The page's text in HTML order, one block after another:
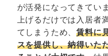
が活発になってきてい
上げるだけでは入居者
てしまうため、賃料に
スを提供し、納得いた